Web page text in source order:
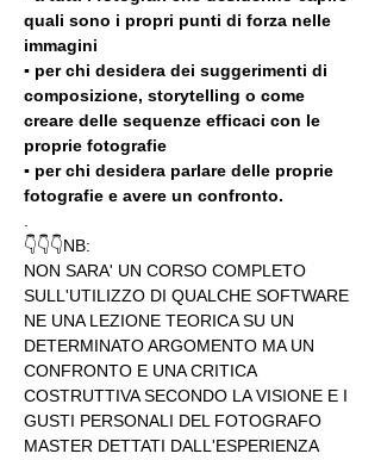
quali sono i propri punti di forza nelle
immagini
▪️ per chi desidera dei suggerimenti di
composizione, storytelling o come
creare delle sequenze efficaci con le
proprie fotografie
▪️ per chi desidera parlare delle proprie
fotografie e avere un confronto.
👇👇👇NB:
NON SARA' UN CORSO COMPLETO
SULL'UTILIZZO DI QUALCHE SOFTWARE
NE UNA LEZIONE TEORICA SU UN
DETERMINATO ARGOMENTO MA UN
CONFRONTO E UNA CRITICA
COSTRUTTIVA SECONDO LA VISIONE E I
GUSTI PERSONALI DEL FOTOGRAFO
MASTER DETTATI DALL'ESPERIENZA